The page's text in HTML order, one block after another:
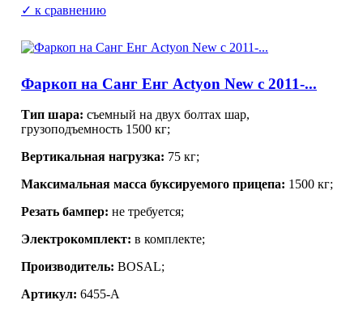
✓ к сравнению
Фаркоп на Санг Енг Actyon New с 2011-...
Тип шара: съемный на двух болтах шар,
грузоподъемность 1500 кг;
Вертикальная нагрузка: 75 кг;
Максимальная масса буксируемого прицепа: 1500 кг;
Резать бампер: не требуется;
Электрокомплект: в комплекте;
Производитель: BOSAL;
Артикул: 6455-A